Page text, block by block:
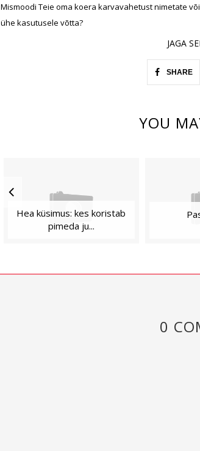
Mismoodi Teie oma koera karvavahetust nimetate
ühe kasutusele võtta?
JAGA
SHARE
YOU
Hea küsimus: kes koristab
pimeda ju...
0